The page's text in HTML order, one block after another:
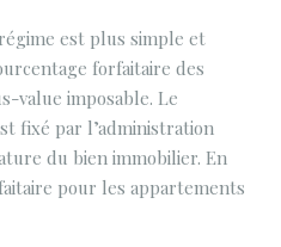
est plus simple et
forfaitaire des
value imposable. Le
fixé par l’administration
du bien immobilier. En
pour les appartements